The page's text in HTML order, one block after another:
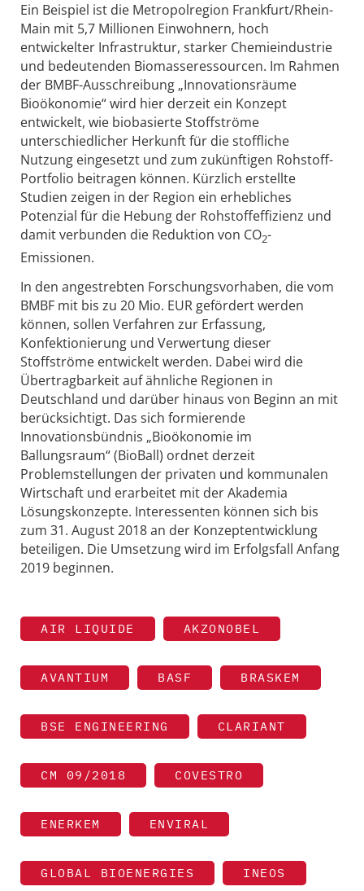
Ein Beispiel ist die Metropolregion Frankfurt/Rhein-
Main mit 5,7 Millionen Einwohnern, hoch
entwickelter Infrastruktur, starker Chemieindustrie
und bedeutenden Biomasseressourcen. Im Rahmen
der BMBF-Ausschreibung „Innovationsräume
Bioökonomie“ wird hier derzeit ein Konzept
entwickelt, wie biobasierte Stoffströme
unterschiedlicher Herkunft für die stoffliche
Nutzung eingesetzt und zum zukünftigen Rohstoff-
Portfolio beitragen können. Kürzlich erstellte
Studien zeigen in der Region ein erhebliches
Potenzial für die Hebung der Rohstoffeffizienz und
damit verbunden die Reduktion von CO2-
Emissionen.
In den angestrebten Forschungsvorhaben, die vom
BMBF mit bis zu 20 Mio. EUR gefördert werden
können, sollen Verfahren zur Erfassung,
Konfektionierung und Verwertung dieser
Stoffströme entwickelt werden. Dabei wird die
Übertragbarkeit auf ähnliche Regionen in
Deutschland und darüber hinaus von Beginn an mit
berücksichtigt. Das sich formierende
Innovationsbündnis „Bioökonomie im
Ballungsraum“ (BioBall) ordnet derzeit
Problemstellungen der privaten und kommunalen
Wirtschaft und erarbeitet mit der Akademia
Lösungskonzepte. Interessenten können sich bis
zum 31. August 2018 an der Konzeptentwicklung
beteiligen. Die Umsetzung wird im Erfolgsfall Anfang
2019 beginnen.
AIR LIQUIDE AKZONOBEL
AVANTIUM BASF BRASKEM
BSE ENGINEERING CLARIANT
CM 09/2018 COVESTRO
ENERKEM ENVIRAL
GLOBAL BIOENERGIES INEOS